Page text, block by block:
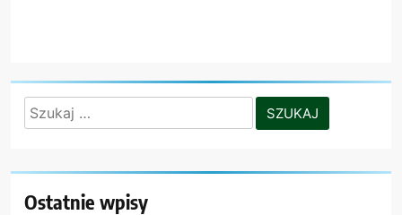
Szukaj:
Ostatnie wpisy